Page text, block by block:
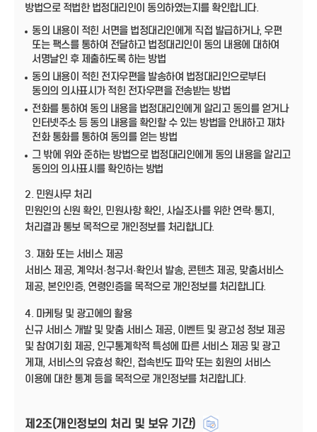
방법으로 적법한 법정대리인이 동의하였는지를 확인합니다.
동의 내용이 적힌 서면을 법정대리인에게 직접 발급하거나, 우편
또는 팩스를 통하여 전달하고 법정대리인이 동의 내용에 대하여
서명날인 후 제출하도록 하는 방법
동의 내용이 적힌 전자우편을 발송하여 법정대리인으로부터
동의의 의사표시가 적힌 전자우편을 전송받는 방법
전화를 통하여 동의 내용을 법정대리인에게 알리고 동의를 얻거나
인터넷주소 등 동의 내용을 확인할 수 있는 방법을 안내하고 재차
전화 통화를 통하여 동의를 얻는 방법
그 밖에 위와 준하는 방법으로 법정대리인에게 동의 내용을 알리고
동의의 의사표시를 확인하는 방법
2. 민원사무 처리
민원인의 신원 확인, 민원사항 확인, 사실조사를 위한 연락·통지,
처리결과 통보 목적으로 개인정보를 처리합니다.
3. 재화 또는 서비스 제공
서비스 제공, 계약서·청구서·확인서 발송, 콘텐츠 제공, 맞춤서비스
제공, 본인인증, 연령인증을 목적으로 개인정보를 처리합니다.
4. 마케팅 및 광고에의 활용
신규 서비스 개발 및 맞춤 서비스 제공, 이벤트 및 광고성 정보 제공
및 참여기회 제공, 인구통계학적 특성에 따른 서비스 제공 및 광고
게재, 서비스의 유효성 확인, 접속빈도 파악 또는 회원의 서비스
이용에 대한 통계 등을 목적으로 개인정보를 처리합니다.
제2조(개인정보의 처리 및 보유 기간)